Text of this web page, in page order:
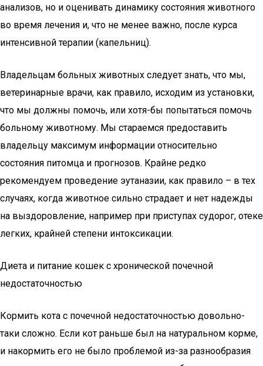
анализов, но и оценивать динамику состояния животного
во время лечения и, что не менее важно, после курса
интенсивной терапии (капельниц).
Владельцам больных животных следует знать, что мы,
ветеринарные врачи, как правило, исходим из установки,
что мы должны помочь, или хотя-бы попытаться помочь
больному животному. Мы стараемся предоставить
владельцу максимум информации относительно
состояния питомца и прогнозов. Крайне редко
рекомендуем проведение эутаназии, как правило – в тех
случаях, когда животное сильно страдает и нет надежды
на выздоровление, например при приступах судорог, отеке
легких, крайней степени интоксикации.
Диета и питание кошек с хронической почечной
недостаточностью
Кормить кота с почечной недостаточностью довольно-
таки сложно. Если кот раньше был на натуральном корме,
и накормить его не было проблемой из-за разнообразия